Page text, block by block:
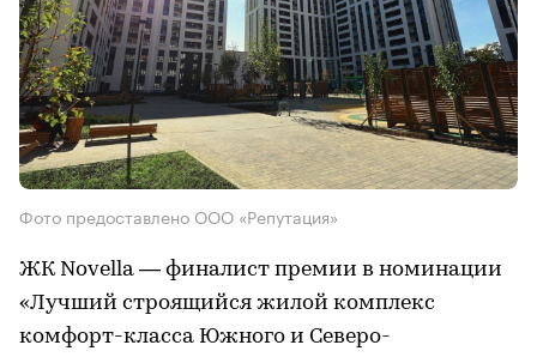
Фото предоставлено ООО «Репутация»
ЖК Novella — финалист премии в номинации
«Лучший строящийся жилой комплекс
комфорт-класса Южного и Северо-